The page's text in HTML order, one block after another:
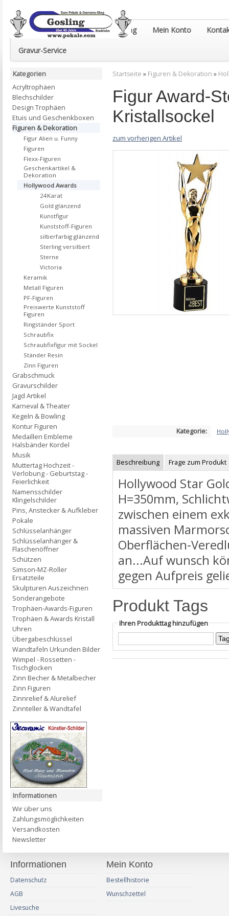
Euro-Pokale & Gravur-Shop Gosling Mein Konto
Gravur-Service
Startseite » Figuren & Dekoration »
Figur Award-
Kristallsockel
zum vorherigen Artikel
Kategorie:
Beschreibung Frage zum Produkt
Hollywood Star
H=350mm,
zwischen einem
massiven
Oberflächen-
an...Auf wunsch
gegen Aufpreis
Produkt Tags
Ihren Produkttag hinzufügen
Kategorien
Acryltrophäen
Blechschilder
Design Trophäen
Etuis und Geschenkboxen
Figuren & Dekoration
Figur Alien u. Funny
Figuren
Flexx-Figuren
Geschenkartikel &
Dekoration
Hollywood Awards
24Karat
Gold glänzend
Kunstfigur
Kunststoff-Figuren
silberfarbig glänzend
Sterling versilbert
Sterne
Victoria
Keramik
Metall Figuren
PF-Figuren
Preiswerte Kunststoff
Figuren
Ringständer Sport
Schraubfix
Schraubfixfigur mit Sockel
Ständer Resin
Zinn Figuren
Grabschmuck
Gravurschilder
Jagd Artikel
Karneval & Theater
Kegeln & Bowling
Kontur Figuren
Medaillen Embleme
Halsbänder Kordel
Musik
Muttertag Hochzeit -
Verlobung - Geburtstag -
Feierlichkeit
Namensschilder
Klingelschilder
Pins, Anstecker & Aufkleber
Pokale
Schlüsselanhänger
Schlüsselanhänger &
Flaschenöffner
Schützen
Simson-MZ-Roller
Ersatzteile
Skulpturen Auszeichnen
Sonderangebote
Trophäen-Awards-Figuren
Trophäen & Awards Kristall
Uhren
Übergabeschlüssel
Wandtafeln Urkunden Bilder
Wimpel - Rossetten -
Tischglocken
Zinn Becher & Metalbecher
Zinn Figuren
Zinnrelief & Alurelief
Zinnteller & Wandtafel
Informationen
Wir über uns
Zahlungsmöglichkeiten
Versandkosten
Newsletter
Informationen
Datenschutz
AGB
Livesuche
Mein Konto
Bestellhistorie
Wunschzettel